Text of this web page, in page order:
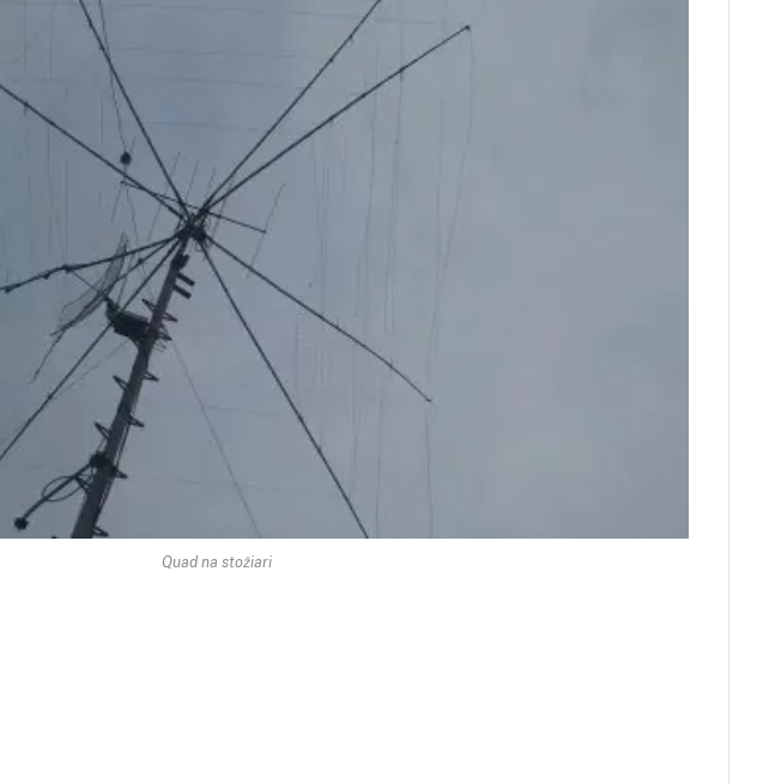
Quad na stožiari